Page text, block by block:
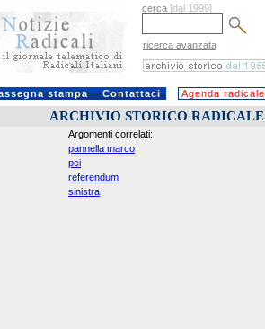
cerca [dal 1999]
ricerca avanzata
stampa Contattaci Agenda radicale
ARCHIVIO STORICO RADICALE
Argomenti correlati:
pannella marco
pci
referendum
sinistra